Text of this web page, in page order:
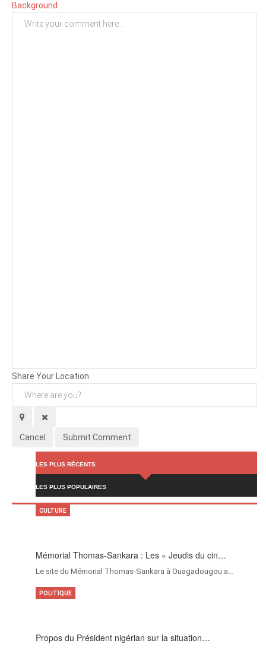
Background
Share Your Location
Cancel Submit Comment
LES PLUS RÉCENTS
LES PLUS POPULAIRES
Mémorial Thomas-Sankara : Les « Jeudis du cin…
Le site du Mémorial Thomas-Sankara à Ouagadougou a…
CULTURE
Propos du Président nigérian sur la situation…
POLITIQUE